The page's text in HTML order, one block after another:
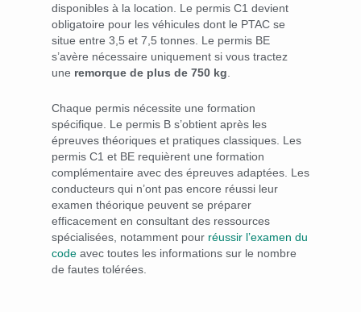
disponibles à la location. Le permis C1 devient
obligatoire pour les véhicules dont le PTAC se
situe entre 3,5 et 7,5 tonnes. Le permis BE
s’avère nécessaire uniquement si vous tractez
une remorque de plus de 750 kg
Chaque permis nécessite une formation
spécifique. Le permis B s’obtient après les
épreuves théoriques et pratiques classiques. Les
permis C1 et BE requièrent une formation
complémentaire avec des épreuves adaptées. Les
conducteurs qui n’ont pas encore réussi leur
examen théorique peuvent se préparer
efficacement en consultant des ressources
spécialisées, notamment pour réussir l’examen du
code avec toutes les informations sur le nombre
de fautes tolérées.